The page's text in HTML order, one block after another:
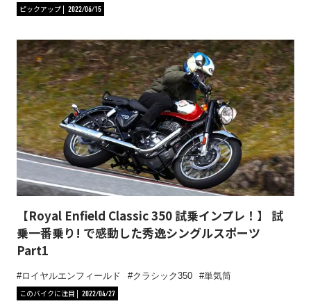
ピックアップ
2022/06/15
【Royal Enfield Classic 350 試乗インプレ！】 試
乗一番乗り! で感動した秀逸シングルスポーツ
Part1
ロイヤルエンフィールド クラシック350
単気筒
このバイクに注目
2022/04/27